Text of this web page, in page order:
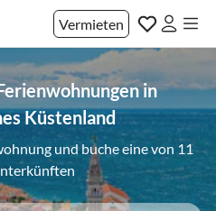
Vermieten
in
Küstenland
und buche eine von 11